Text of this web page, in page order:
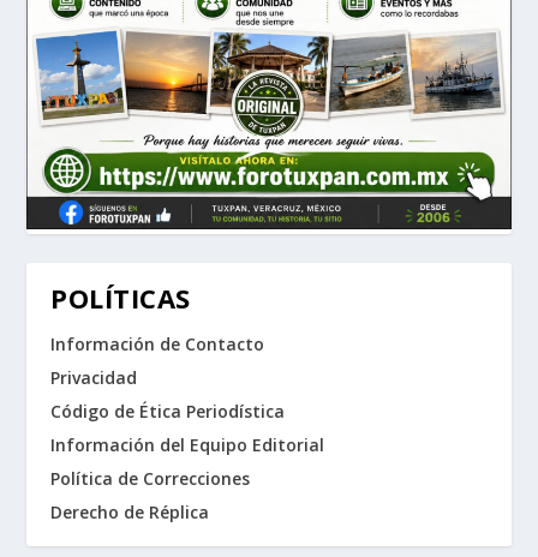
POLÍTICAS
Información de Contacto
Privacidad
Código de Ética Periodística
Información del Equipo Editorial
Política de Correcciones
Derecho de Réplica